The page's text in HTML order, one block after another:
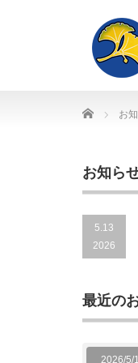
Home お
お知ら
5.13
2026
最近の
2026/5/